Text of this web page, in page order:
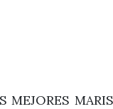
MEJORES